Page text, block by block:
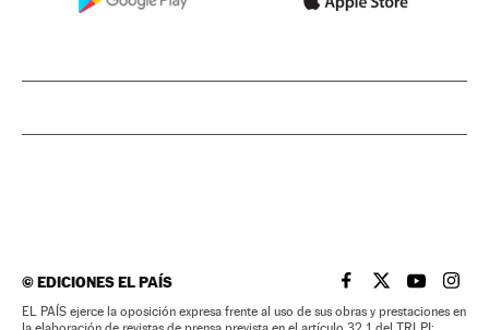
©EDICIONES EL PAÍS EL PAÍS BRASIL EN
EL PAÍSEL PAÍS
EL
EL PAÍS ejerce la oposición expresa frente al uso de sus obras y prestaciones en